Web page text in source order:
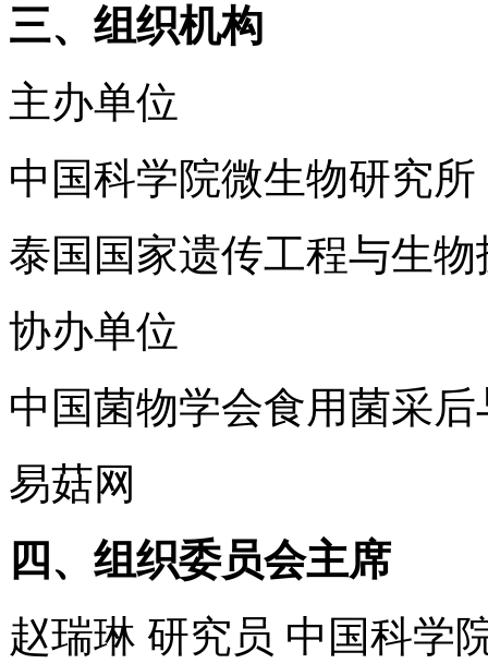
三、组织机构
主办单位
中国科学院微生物研究所
泰国国家遗传工程与生
协办单位
中国菌物学会食用菌采
易菇网
四、组织委员会主席
赵瑞琳 研究员 中国科学